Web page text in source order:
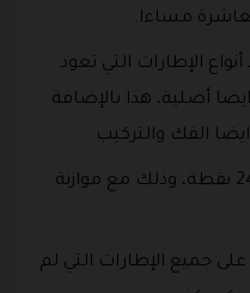
الإطارات التي تعود
أصلية، هذا بالإضافة
الفك والتركيب.
ويكون هذا الفحص على مدار 24 نقطة، وذلك مع موازنة
جميع الإطارات التي لم